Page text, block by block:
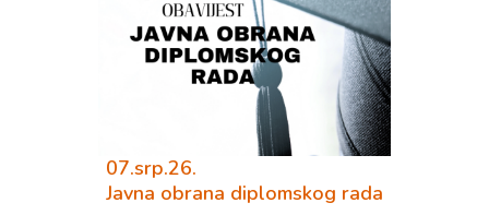
07.srp.26.
Javna obrana diplomskog rada